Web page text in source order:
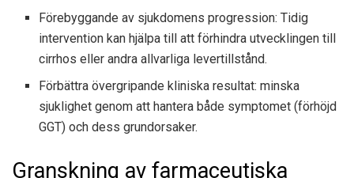
Förebyggande av sjukdomens progression: Tidig
intervention kan hjälpa till att förhindra utvecklingen till
cirrhos eller andra allvarliga levertillstånd.
Förbättra övergripande kliniska resultat: minska
sjuklighet genom att hantera både symptomet (förhöjd
GGT) och dess grundorsaker.
Granskning av farmaceutiska